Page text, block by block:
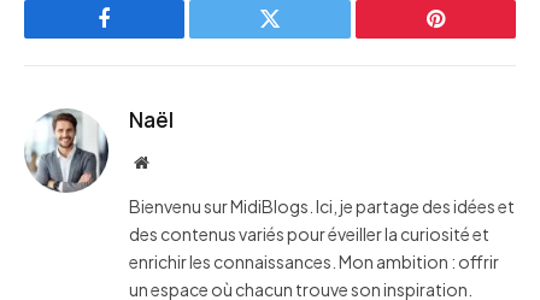
Facebook Twitter Pinterest
Naël
Website
Bienvenu sur MidiBlogs. Ici, je partage des idées et
des contenus variés pour éveiller la curiosité et
enrichir les connaissances. Mon ambition : offrir
un espace où chacun trouve son inspiration.